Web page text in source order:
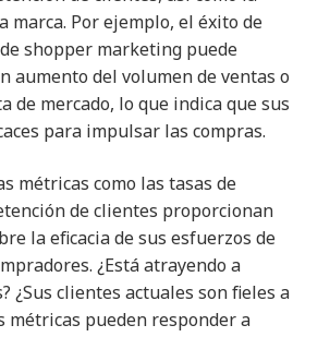
marca. Por ejemplo, el éxito de
shopper marketing puede
aumento del volumen de ventas o
de mercado, lo que indica que sus
para impulsar las compras.
métricas como las tasas de
de clientes proporcionan
la eficacia de sus esfuerzos de
¿Está atrayendo a
¿Sus clientes actuales son fieles a
métricas pueden responder a